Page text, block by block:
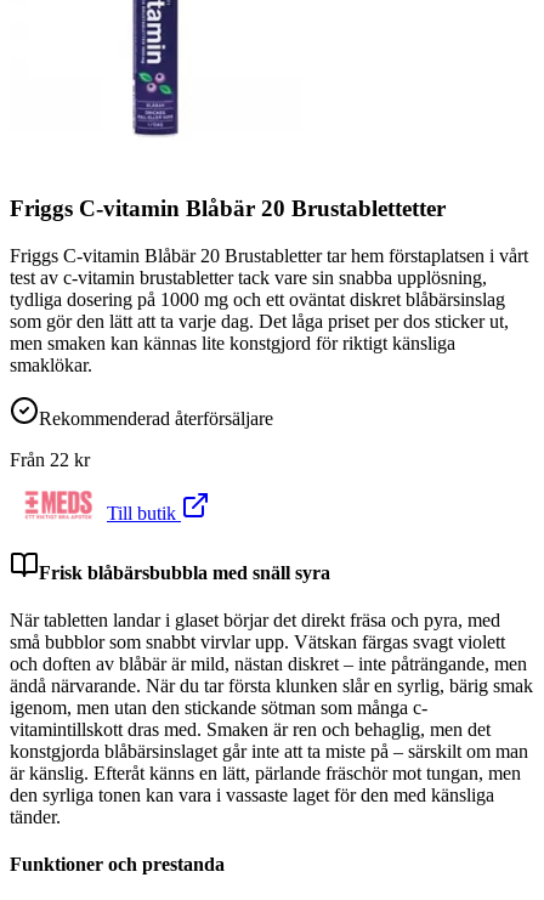
Friggs C-vitamin Blåbär 20 Brustablettetter
Friggs C-vitamin Blåbär 20 Brustabletter tar hem förstaplatsen i vårt
test av c-vitamin brustabletter tack vare sin snabba upplösning,
tydliga dosering på 1000 mg och ett oväntat diskret blåbärsinslag
som gör den lätt att ta varje dag. Det låga priset per dos sticker ut,
men smaken kan kännas lite konstgjord för riktigt känsliga
smaklökar.
Rekommenderad återförsäljare
Från 22 kr
Till butik
Frisk blåbärsbubbla med snäll syra
När tabletten landar i glaset börjar det direkt fräsa och pyra, med
små bubblor som snabbt virvlar upp. Vätskan färgas svagt violett
och doften av blåbär är mild, nästan diskret – inte påträngande, men
ändå närvarande. När du tar första klunken slår en syrlig, bärig smak
igenom, men utan den stickande sötman som många c-
vitamintillskott dras med. Smaken är ren och behaglig, men det
konstgjorda blåbärsinslaget går inte att ta miste på – särskilt om man
är känslig. Efteråt känns en lätt, pärlande fräschör mot tungan, men
den syrliga tonen kan vara i vassaste laget för den med känsliga
tänder.
Funktioner och prestanda